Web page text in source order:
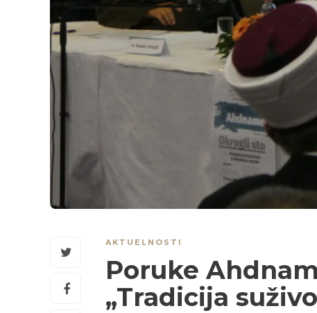
AKTUELNOSTI
Poruke
„Tradicija